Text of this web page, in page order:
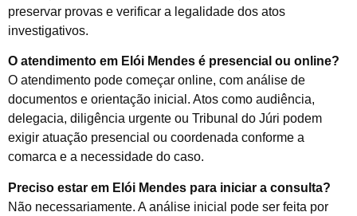
preservar provas e verificar a legalidade dos atos
investigativos.
O atendimento em Elói Mendes é presencial ou online?
O atendimento pode começar online, com análise de
documentos e orientação inicial. Atos como audiência,
delegacia, diligência urgente ou Tribunal do Júri podem
exigir atuação presencial ou coordenada conforme a
comarca e a necessidade do caso.
Preciso estar em Elói Mendes para iniciar a consulta?
Não necessariamente. A análise inicial pode ser feita por